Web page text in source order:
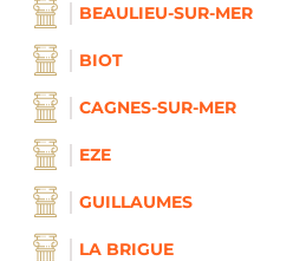
BEAULIEU-SUR-MER
BIOT
CAGNES-SUR-MER
EZE
GUILLAUMES
LA BRIGUE